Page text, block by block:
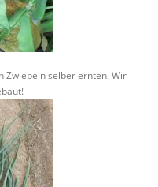
Zwiebeln selber ernten. Wir